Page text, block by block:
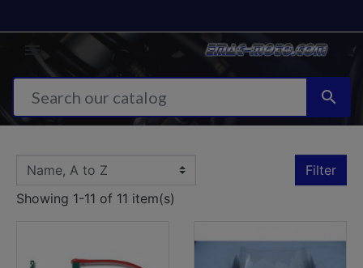

Filter
Showing 1-11 of 11 item(s)